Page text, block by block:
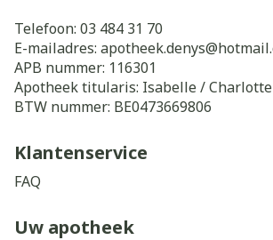
Telefoon: 03 484 31 70
E-mailadres: apotheek.denys@
APB nummer: 116301
Apotheek titularis: Isabelle /
BTW nummer: BE0473669806
Klantenservice
FAQ
Uw apotheek